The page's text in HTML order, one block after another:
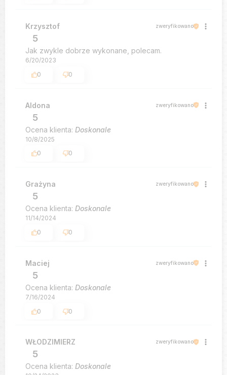
Krzysztof zweryfikowano
5
Jak zwykle dobrze wykonane, polecam.
6/20/2023
0
0
Aldona zweryfikowano
5
Ocena klienta: Doskonale
10/8/2025
0
0
Grażyna zweryfikowano
5
Ocena klienta: Doskonale
11/14/2024
0
0
Maciej zweryfikowano
5
Ocena klienta: Doskonale
7/16/2024
0
0
WŁODZIMIERZ zweryfikowano
5
Ocena klienta: Doskonale